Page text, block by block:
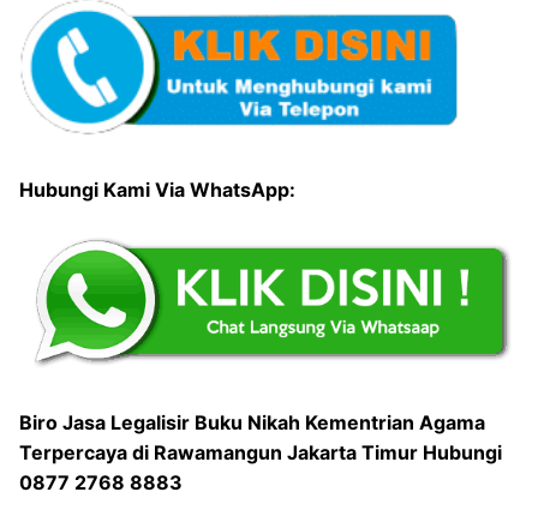
Hubungi Kami Via WhatsApp:
Biro Jasa Legalisir Buku Nikah Kementrian Agama
Terpercaya di Rawamangun Jakarta Timur Hubungi
0877 2768 8883